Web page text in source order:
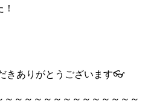
きありがとうございます👓
～～～～～～～～～～～～～～